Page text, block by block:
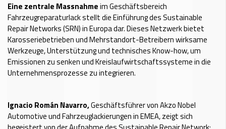
Eine zentrale Massnahmeim Geschäftsbereich
Fahrzeugreparaturlack stellt die Einführung des Sustainable
Repair Networks (SRN) in Europa dar. Dieses Netzwerk bietet
Karosseriebetrieben und Mehrstandort-Betreibern wirksame
Werkzeuge, Unterstützung und technisches Know-how, um
Emissionen zu senken und Kreislaufwirtschaftssysteme in die
Unternehmensprozesse zu integrieren.
Ignacio Román Navarro,Geschäftsführer von Akzo Nobel
Automotive und Fahrzeuglackierungen in EMEA, zeigt sich